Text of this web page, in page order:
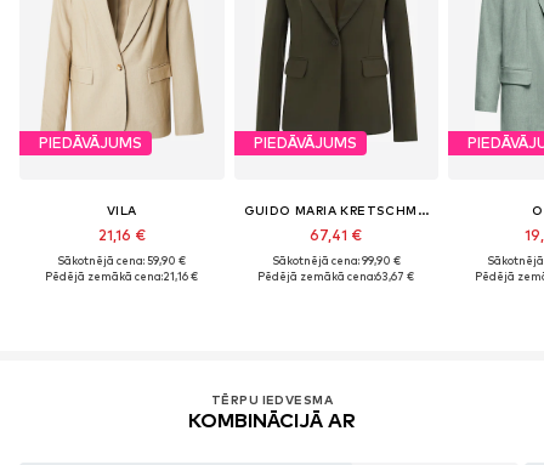
PIEDĀVĀJUMS
VILA
21,16 €
Sākotnējā cena: 59,90 €
Pēdējā zemākā cena:21,16 €
PIEDĀVĀJUMS
GUIDO MARIA KRETSCHMER WOMEN
67,41 €
Sākotnējā cena: 99,90 €
Pēdējā zemākā cena:63,67 €
Sākotnējā
Pēdējā
TĒRPU IEDVESMA
KOMBINĀCIJĀ AR